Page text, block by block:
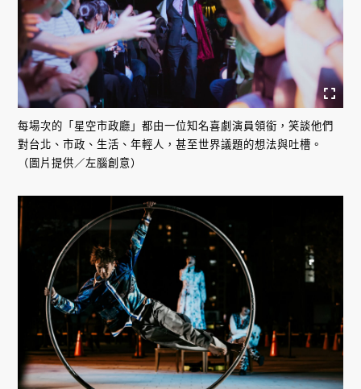
每場次的「星空市政廳」都由一位知名喜劇演員領銜，笑談他們
對台北、市政、生活、年輕人，甚至世界議題的想法與吐槽。
（圖片提供／左腦創意）